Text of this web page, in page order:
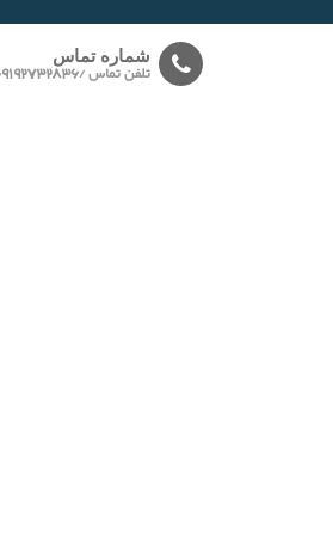
شماره تماس
تلفن تماس /09192732836